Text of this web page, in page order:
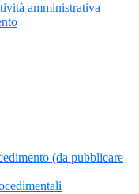
amministrativa
(da pubblicare